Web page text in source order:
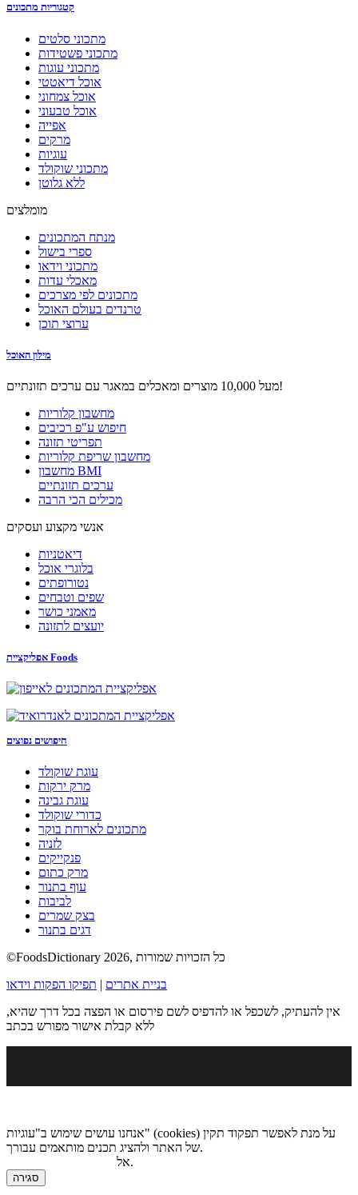
קטגוריות מתכונים
מתכוני סלטים
מתכוני פשטידות
מתכוני עוגות
אוכל דיאטטי
אוכל צמחוני
אוכל טבעוני
אפייה
מרקים
עוגיות
מתכוני שוקולד
ללא גלוטן
מומלצים
מנתח המתכונים
ספרי בישול
מתכוני וידאו
מאכלי עדות
מתכונים לפי מצרכים
טרנדים בעולם האוכל
ערוצי תוכן
מילון האוכל
מעל 10,000 מוצרים ומאכלים במאגר עם ערכים תזונתיים!
מחשבון קלוריות
חיפוש ע"פ רכיבים
תפריטי תזונה
מחשבון שריפת קלוריות
מחשבון BMI
ערכים תזונתיים
מכילים הכי הרבה
אנשי מקצוע ועסקים
דיאטניות
בלוגרי אוכל
נטורופתים
שפים וטבחים
מאמני כושר
יועצים לתזונה
אפליקציית Foods
חיפושים נפוצים
עוגת שוקולד
מרק ירקות
עוגת גבינה
כדורי שוקולד
מתכונים לארוחת בוקר
לזניה
פנקייקים
מרק כתום
עוף בתנור
לביבות
בצק שמרים
דגים בתנור
©FoodsDictionary 2026, כל הזכויות שמורות
בניית אתרים | תפיקו הפקות וידאו
אין להעתיק, לשכפל או להדפיס לשם פירסום או הפצה בכל דרך שהיא,
ללא קבלת אישור מפורש בכתב
אנחנו עושים שימוש ב"עוגיות" (cookies) על מנת לאפשר תפקוד תקין
של האתר ולהציג תכנים מותאמים עבורך.
אל.
סגירה